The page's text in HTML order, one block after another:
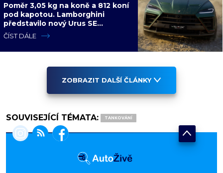
Poměr 3,05 kg na koně a 812 koní
pod kapotou. Lamborghini
představilo nový Urus SE
Performante s hybridním
pohonem
ČÍST DÁLE
ZOBRAZIT DALŠÍ ČLÁNKY
SOUVISEJÍCÍ TÉMATA: TANKOVÁNÍ